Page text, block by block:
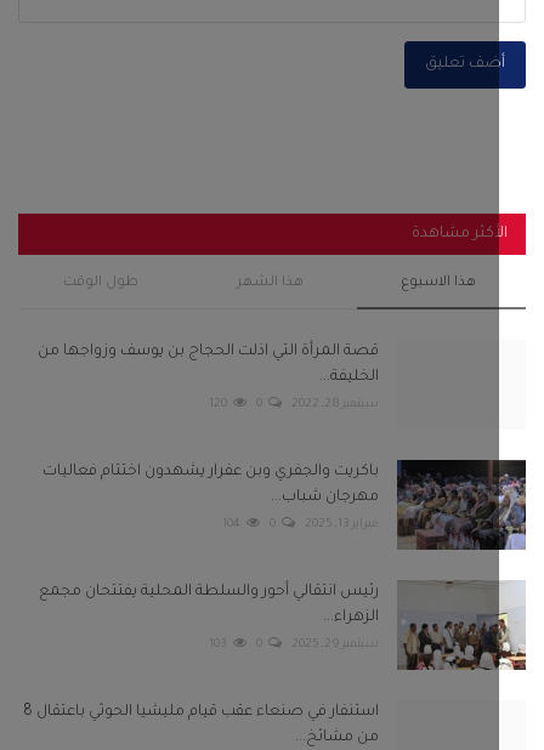
تعليق
مشاهدة
هذا الاسبوع هذا الشهر طول الوقت
قصة المرأة التي اذلت الحجاج بن يوسف وزواجها من
الخليفة...
0
120
باكريت والجفري وبن عفرار يشهدون اختتام فعاليات
مهرجان شباب...
فبراير 13, 2025 0
104
رئيس انتقالي أحور والسلطة المحلية يفتتحان مجمع
الزهراء...
سبتمبر 29, 2025 0
103
استنفار في صنعاء عقب قيام مليشيا الحوثي باعتقال 8
من مشائخ...